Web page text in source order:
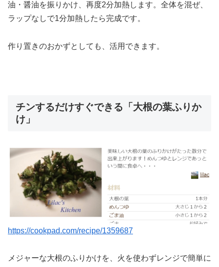
油・醤油を振りかけ、再度2分加熱します。全体を混ぜ、
ラップなしで1分加熱したら完成です。
作り置きのおかずとしても、活用できます。
チンするだけすぐできる「大根の葉ふりか
け」
https://cookpad.com/recipe/1359687
メジャーな大根のふりかけを、火を使わずレンジで簡単に